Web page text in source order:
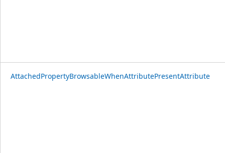
AttachedPropertyBrowsableWhenAttributePresentAttribute